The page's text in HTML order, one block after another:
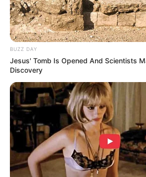
DETAIL
Judul: Times / 타임즈 / Taimjeu
Judul lain: –
Genre: Thriller, Kriminal, Fantasi, Politik
Negara: Korea Selatan
Sutradara: Yoon Jong Ho
Produser: Ahn Chang Hyun, Kang Bo
Penulis Naskah: Lee Sae Bom, Ahn Hye
Rumah Produksi: Story Hunter
Channel TV: OCN
BUZZ DAY
Jesus' Tomb Is Opened And Scientists
Discovery